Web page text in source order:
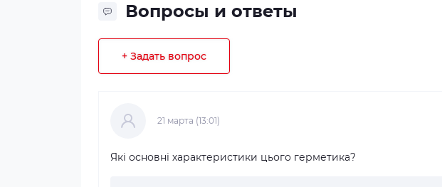
Вопросы и ответы
+ Задать вопрос
21 марта (13:01)
Які основні характеристики цього герметика?